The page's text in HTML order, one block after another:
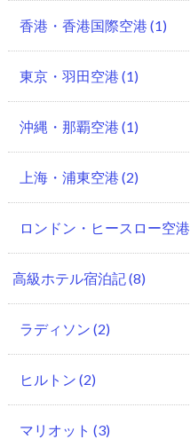
香港・香港国際空港 (1)
東京・羽田空港 (1)
沖縄・那覇空港 (1)
上海・浦東空港 (2)
ロンドン・ヒースロー空港
高級ホテル宿泊記(8)
ラディソン (2)
ヒルトン (2)
マリオット (3)